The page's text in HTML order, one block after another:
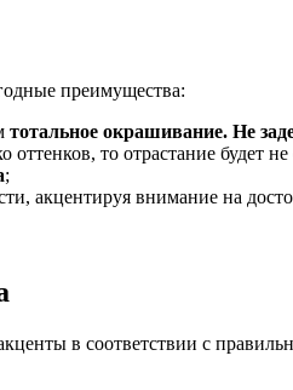
преимущества:
тотальное окрашивание. Не
оттенков, то отрастание
;
акцентируя внимание на
в соответствии с